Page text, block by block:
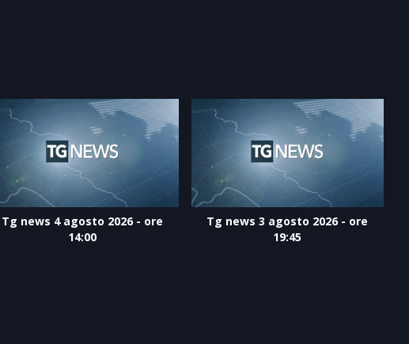
Tg news 4 agosto 2026 - ore
14:00
Tg news 3 agosto 2026 - ore
19:45